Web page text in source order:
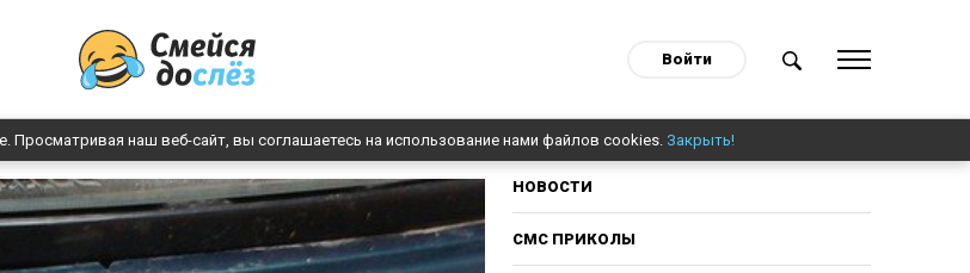
Войти
Просматривая наш веб-сайт, вы соглашаетесь на использование нами файлов cookies. Закрыть!
НОВОСТИ
СМС ПРИКОЛЫ